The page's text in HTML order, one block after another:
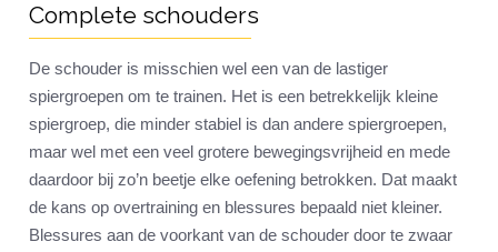
Complete schouders
De schouder is misschien wel een van de lastiger
spiergroepen om te trainen. Het is een betrekkelijk kleine
spiergroep, die minder stabiel is dan andere spiergroepen,
maar wel met een veel grotere bewegingsvrijheid en mede
daardoor bij zo’n beetje elke oefening betrokken. Dat maakt
de kans op overtraining en blessures bepaald niet kleiner.
Blessures aan de voorkant van de schouder door te zwaar